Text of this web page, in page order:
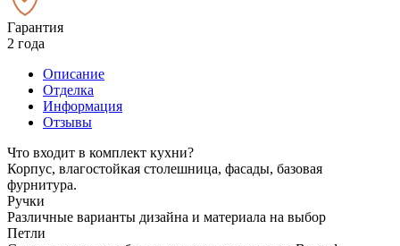
Гарантия
2 года
Описание
Отделка
Информация
Отзывы
Что входит в комплект кухни?
Корпус, влагостойкая столешница, фасады, базовая
фурнитура.
Ручки
Различные варианты дизайна и материала на выбор
Петли